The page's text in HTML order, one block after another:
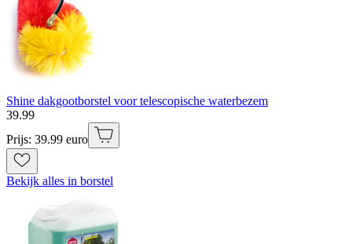
Shine dakgootborstel voor telescopische waterbezem
39.99
Prijs: 39.99 euro
Bekijk alles in borstel